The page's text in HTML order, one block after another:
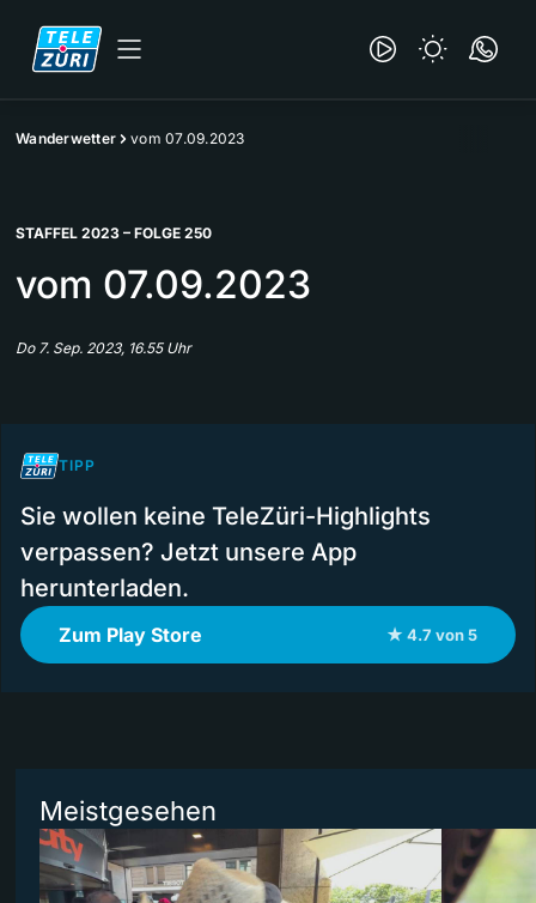
Wanderwetter vom 07.09.2023
STAFFEL 2023 – FOLGE 250
vom 07.09.2023
Do 7. Sep. 2023, 16.55 Uhr
TIPP
Sie wollen keine TeleZüri-Highlights
verpassen? Jetzt unsere App
herunterladen.
Zum Play Store ★ 4.7 von 5
Meistgesehen